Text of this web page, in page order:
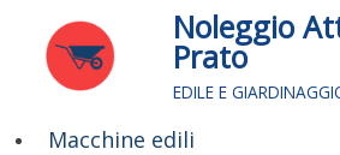
contenuto
Noleggio
Prato
EDILE E
Macchine edili
Menu